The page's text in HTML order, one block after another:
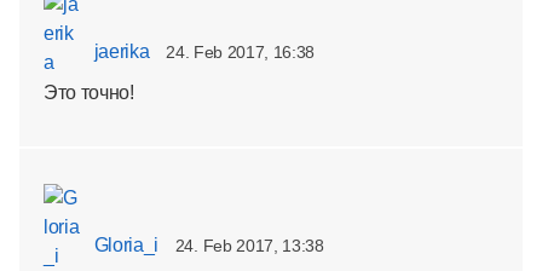
jaerika 24. Feb 2017, 16:38
Это точно!
Gloria_i 24. Feb 2017, 13:38